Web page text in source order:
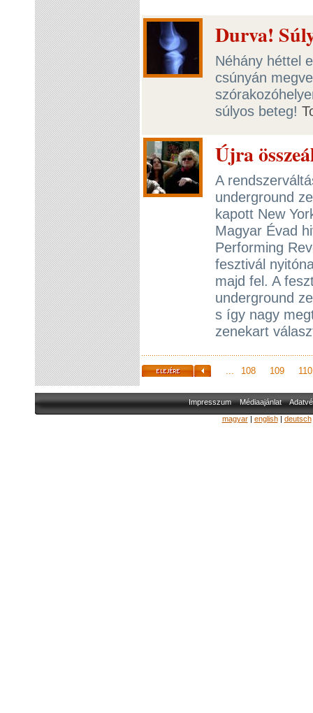
Durva!
Néhány héttel
csúnyán
súlyos beteg!
Újra
A
underground
kapott New
Magyar Évad
Performing
fesztivál
majd fel. A
underground
s így nagy
zenekart
... 108 109 110
Impresszum Médiaajánlat
magyar| english| deutsch